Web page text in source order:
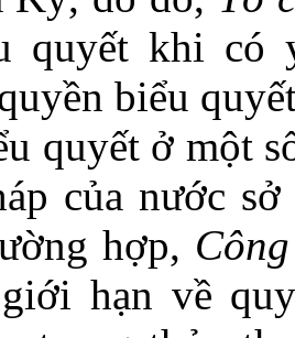
quyết khi
biểu
quyết ở một
của nước
hợp,
hạn về